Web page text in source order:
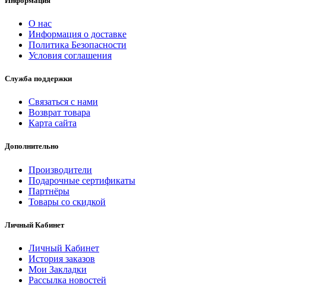
О нас
Информация о доставке
Политика Безопасности
Условия соглашения
Служба поддержки
Связаться с нами
Возврат товара
Карта сайта
Дополнительно
Производители
Подарочные сертификаты
Партнёры
Товары со скидкой
Личный Кабинет
Личный Кабинет
История заказов
Мои Закладки
Рассылка новостей